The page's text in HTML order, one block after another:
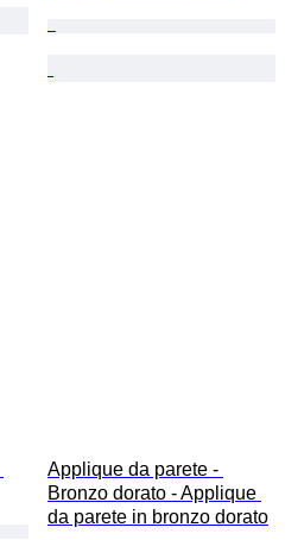
Applique da parete -
Bronzo dorato - Applique
da parete in bronzo dorato